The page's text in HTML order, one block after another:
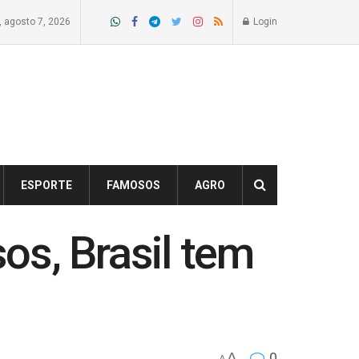
agosto 7, 2026 Login
ESPORTE FAMOSOS AGRO
Brasil tem